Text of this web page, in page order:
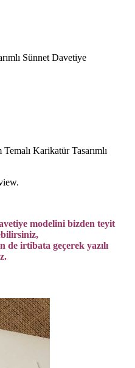
Sünnet Davetiye
Karikatür Tasarımlı
modelini bizden teyit
de irtibata geçerek yazılı